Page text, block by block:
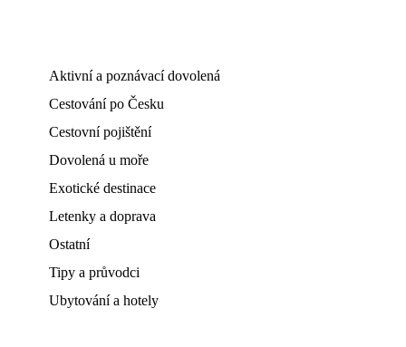
Aktivní a poznávací dovolená
Cestování po Česku
Cestovní pojištění
Dovolená u moře
Exotické destinace
Letenky a doprava
Ostatní
Tipy a průvodci
Ubytování a hotely